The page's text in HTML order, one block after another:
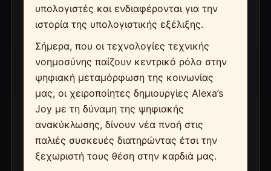
υπολογιστές και ενδιαφέρονται για την
ιστορία της υπολογιστικής εξέλιξης.
Σήμερα, που οι τεχνολογίες τεχνικής
νοημοσύνης παίζουν κεντρικό ρόλο στην
ψηφιακή μεταμόρφωση της κοινωνίας
μας, οι χειροποίητες δημιουργίες Alexa’s
Joy με τη δύναμη της ψηφιακής
ανακύκλωσης, δίνουν νέα πνοή στις
παλιές συσκευές διατηρώντας έτσι την
ξεχωριστή τους θέση στην καρδιά μας.